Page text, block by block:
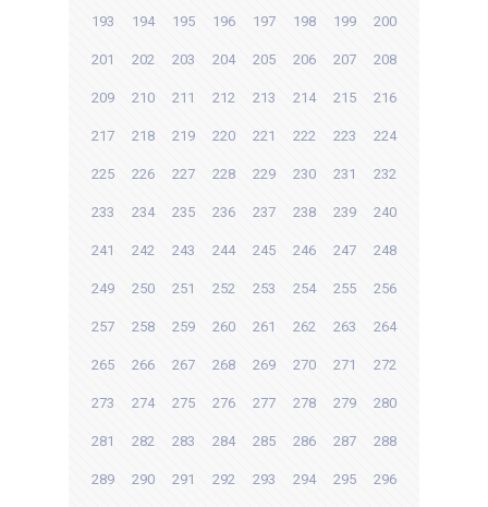
193 194 195 196 197 198 199 200
201 202 203 204 205 206 207 208
209 210 211 212 213 214 215 216
217 218 219 220 221 222 223 224
225 226 227 228 229 230 231 232
233 234 235 236 237 238 239 240
241 242 243 244 245 246 247 248
249 250 251 252 253 254 255 256
257 258 259 260 261 262 263 264
265 266 267 268 269 270 271 272
273 274 275 276 277 278 279 280
281 282 283 284 285 286 287 288
289 290 291 292 293 294 295 296